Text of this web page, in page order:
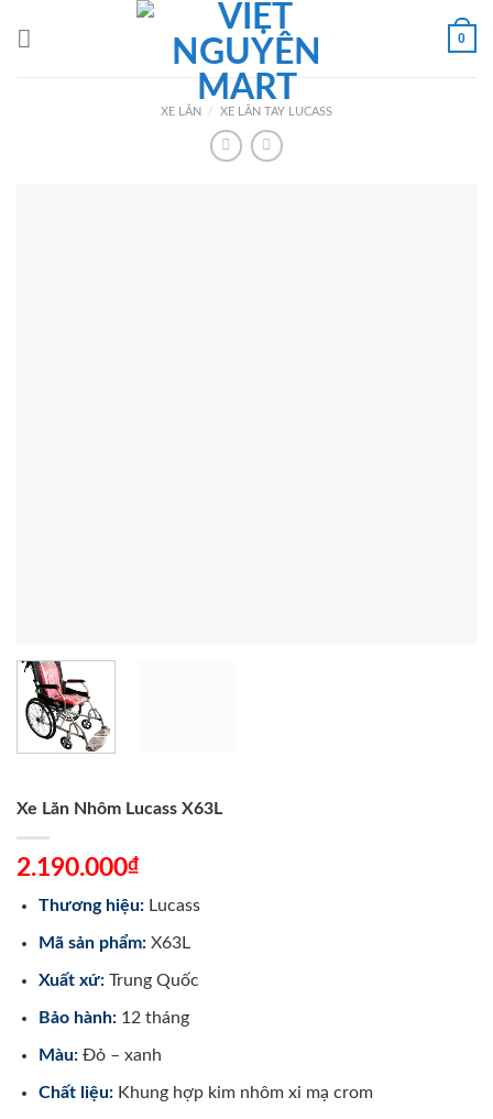
0
XE LĂN / XE LĂN TAY LUCASS
Xe Lăn Nhôm Lucass X63L
2.190.000₫
Thương hiệu:Lucass
Mã sản phẩm:X63L
Xuất xứ:Trung Quốc
Bảo hành:12 tháng
Màu:Đỏ – xanh
Chất liệu:Khung hợp kim nhôm xi mạ crom